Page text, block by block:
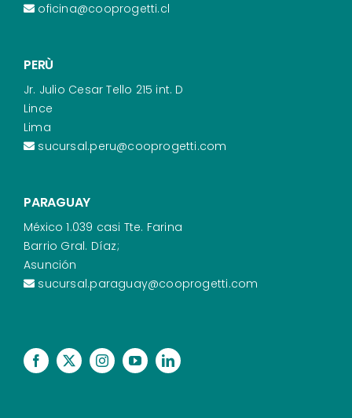
oficina@cooprogetti.cl
PERÙ
Jr. Julio Cesar Tello 215 int. D
Lince
Lima
sucursal.peru@cooprogetti.com
PARAGUAY
México 1.039 casi Tte. Farina
Barrio Gral. Díaz;
Asunción
sucursal.paraguay@cooprogetti.com